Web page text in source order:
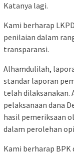
Katanya lagi.
Kami berharap
penilaian dalam
transparansi.
Alhamdulilah,
standar laporan
telah dilaksanakan.
pelaksanaan dana
hasil pemeriksaan
dalam perolehan
Kami berharap